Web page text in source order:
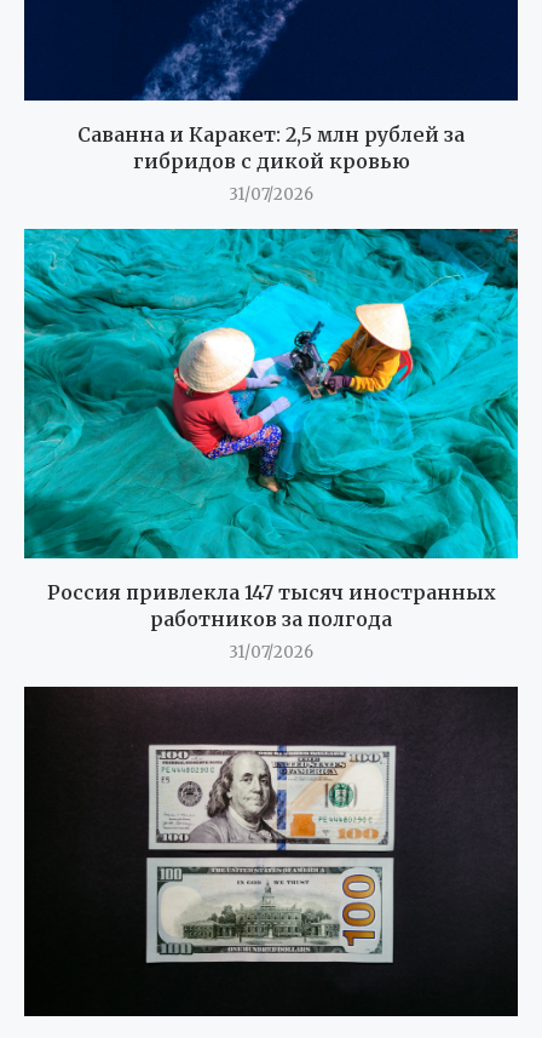
Саванна и Каракет: 2,5 млн рублей за
гибридов с дикой кровью
31/07/2026
Россия привлекла 147 тысяч иностранных
работников за полгода
31/07/2026